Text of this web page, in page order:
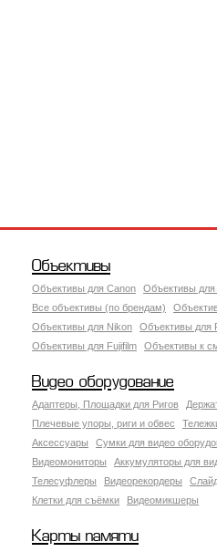
Объективы
Объективы для Canon Объективы для
Все объективы (по брендам)
Объективы для Nikon
Объективы для
Объективы для Fujifilm
Объективы к
Видео оборудование
Адаптеры, Площадки для Ригов
Плечевые упоры, риги и обвес
Аксессуары
Сумки для видео
Видеомониторы
Аккумуляторы для
Телесуфлеры
Видеорекордеры
Клетки для съёмки
Видеомикшеры
Карты памяти